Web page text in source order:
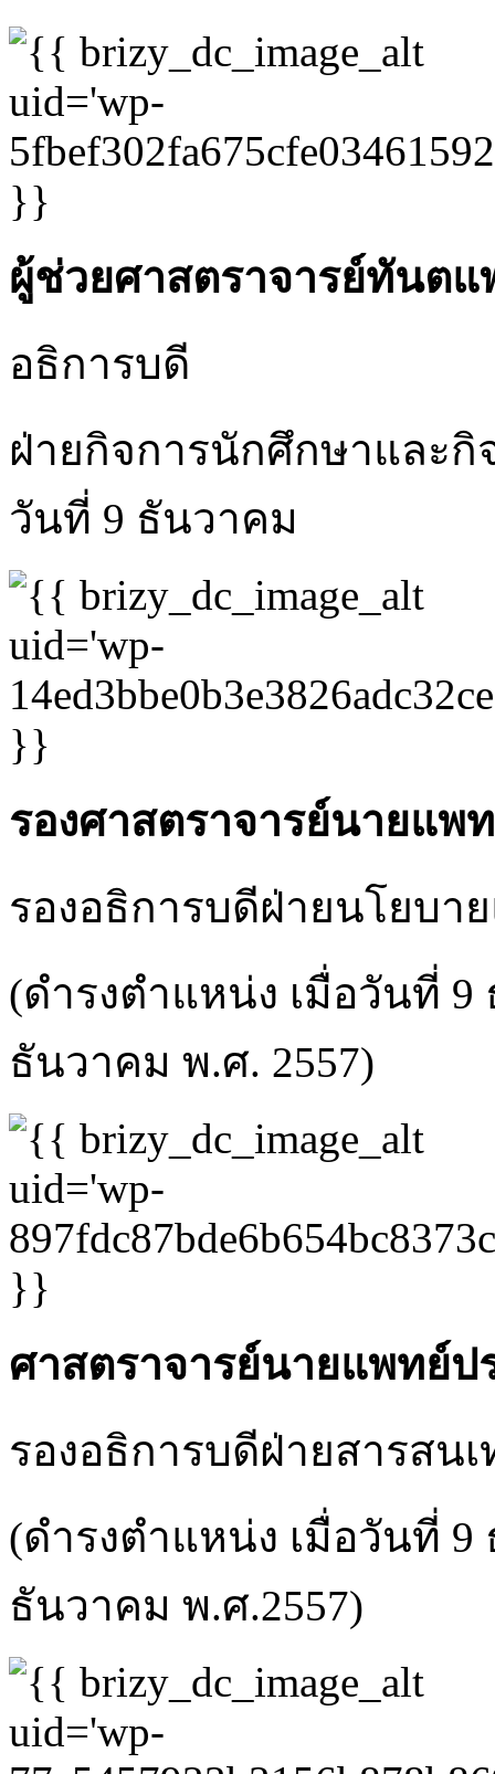
ผู้ช่วยศาสตราจารย์ทันต
อธิการบดี
ฝ่ายกิจการนักศึกษาและกิ
วันที่ 9 ธันวาคม
รองศาสตราจารย์นายแพ
รองอธิการบดีฝ่ายนโยบา
(ดำรงตำแหน่ง เมื่อวันที่ 9
ธันวาคม พ.ศ. 2557)
ศาสตราจารย์นายแพทย์
รองอธิการบดีฝ่ายสารสน
(ดำรงตำแหน่ง เมื่อวันที่ 9
ธันวาคม พ.ศ.2557)